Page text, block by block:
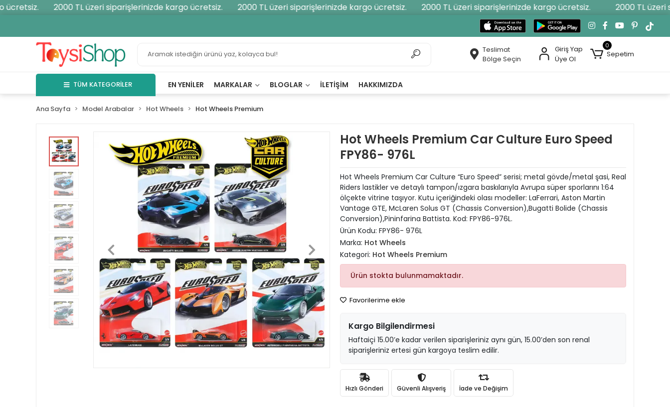
2000 TL üzeri siparişlerinizde kargo ücretsiz. 2000 TL üzeri siparişlerinizde kargo ücretsiz. 2000 TL üzeri siparişlerinizde kargo ücretsiz. 2000 TL üzeri
Teslimat
Bölge Seçin
Giriş Yap
Üye Ol
0
Sepetim
TÜM KATEGORİLER EN YENILER MARKALAR BLOGLAR İLETIŞIM HAKKIMIZDA
Ana Sayfa Model Arabalar Hot Wheels Hot Wheels Premium
Hot Wheels Premium Car Culture Euro Speed
FPY86- 976L
Hot Wheels Premium Car Culture “Euro Speed” serisi; metal gövde/metal şasi, Real
Riders lastikler ve detaylı tampon/ızgara baskılarıyla Avrupa süper sporlarını 1:64
ölçekte vitrine taşıyor. Kutu içeriğindeki olası modeller: LaFerrari, Aston Martin
Vantage GTE, McLaren Solus GT (Chassis Conversion),Bugatti Bolide (Chassis
Conversion),Pininfarina Battista. Kod: FPY86-976L.
Ürün Kodu: FPY86- 976L
Marka: Hot Wheels
Kategori: Hot Wheels Premium
Ürün stokta bulunmamaktadır.
Favorilerime ekle
Kargo Bilgilendirmesi
Haftaiçi 15.00’e kadar verilen siparişleriniz aynı gün, 15.00’den son renal
siparişleriniz ertesi gün kargoya teslim edilir.
Hızlı Gönderi Güvenli Alışveriş İade ve Değişim